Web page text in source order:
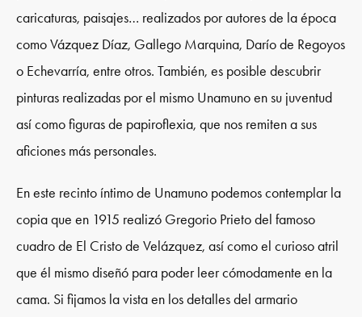
caricaturas, paisajes… realizados por autores de la época
como Vázquez Díaz, Gallego Marquina, Darío de Regoyos
o Echevarría, entre otros. También, es posible descubrir
pinturas realizadas por el mismo Unamuno en su juventud
así como figuras de papiroflexia, que nos remiten a sus
aficiones más personales.
En este recinto íntimo de Unamuno podemos contemplar la
copia que en 1915 realizó Gregorio Prieto del famoso
cuadro de El Cristo de Velázquez, así como el curioso atril
que él mismo diseñó para poder leer cómodamente en la
cama. Si fijamos la vista en los detalles del armario